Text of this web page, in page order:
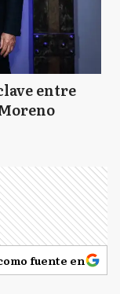
entre
fuente en